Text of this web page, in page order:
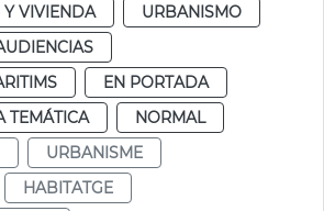
VIVIENDA
URBANISMO
EN PORTADA
TEMÁTICA
NORMAL
URBANISME
HABITATGE